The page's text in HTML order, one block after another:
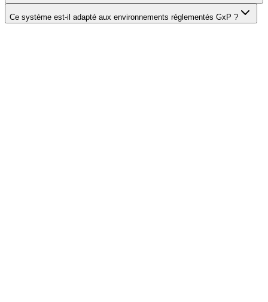
Ce système est-il adapté aux environnements réglementés GxP ?